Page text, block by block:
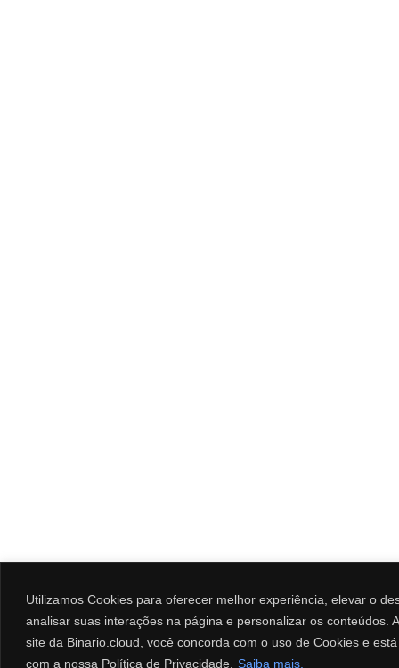
Utilizamos Cookies para oferecer melhor experiência, elevar o
analisar suas interações na página e personalizar os conteúdos.
site da Binario.cloud, você concorda com o uso de Cookies e
com a nossa Política de Privacidade.
Saiba mais.